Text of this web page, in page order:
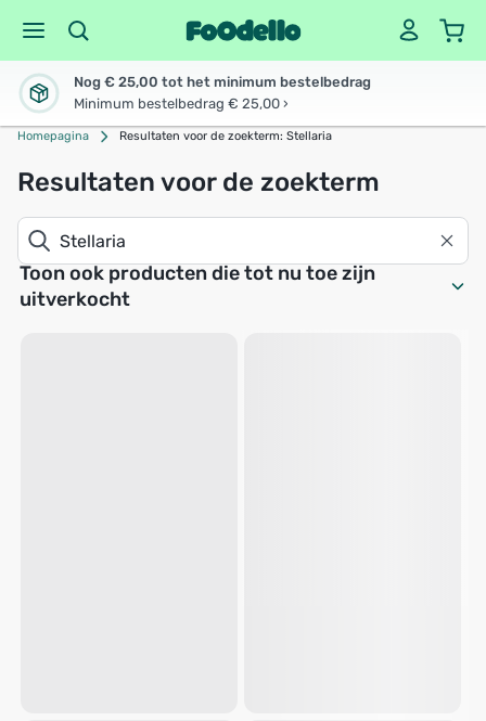
Nog € 25,00 tot het minimum bestelbedrag
Minimum bestelbedrag € 25,00 ›
Homepagina Resultaten voor de zoekterm: Stellaria
Resultaten voor de zoekterm
Toon ook producten die tot nu toe zijn
uitverkocht